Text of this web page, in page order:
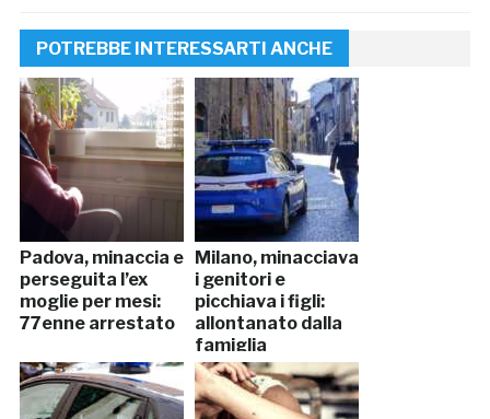
POTREBBE INTERESSARTI ANCHE
Padova, minaccia e
perseguita l’ex
moglie per mesi:
77enne arrestato
Milano, minacciava
i genitori e
picchiava i figli:
allontanato dalla
famiglia